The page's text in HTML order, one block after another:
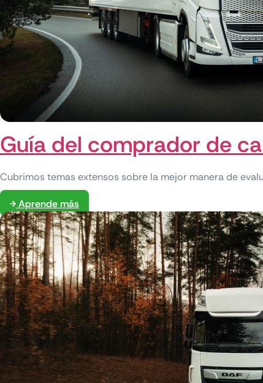
Guía del comprador de
Cubrimos temas extensos sobre la mejor manera de
Aprende más